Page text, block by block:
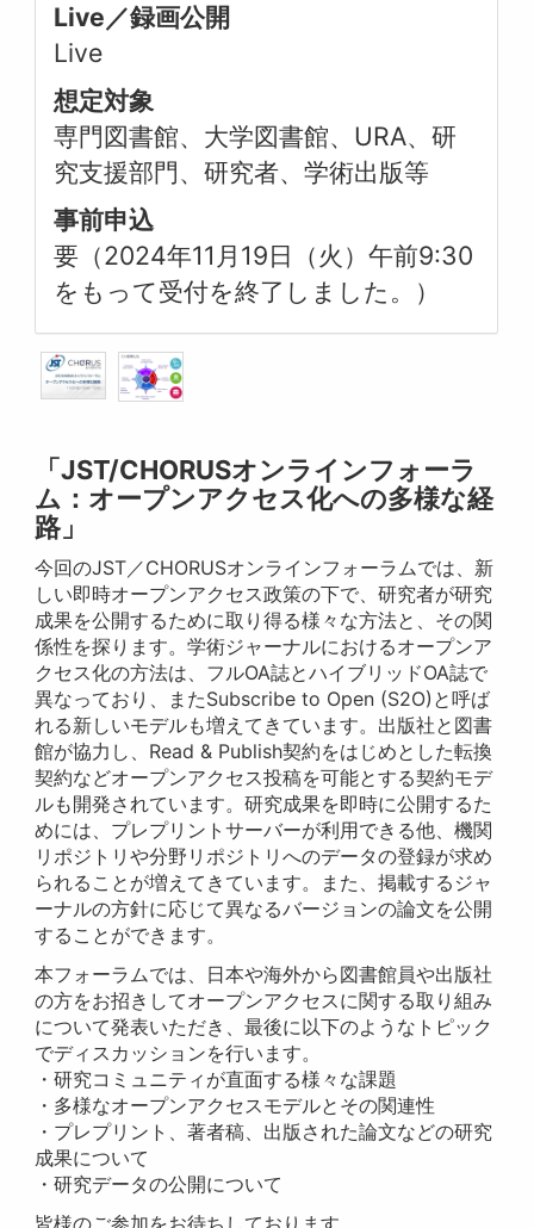
Live／録画公開
Live
想定対象
専門図書館、大学図書館、URA、研
究支援部門、研究者、学術出版等
事前申込
要（2024年11月19日（火）午前9:30
をもって受付を終了しました。）
「JST/CHORUSオンラインフォーラ
ム：オープンアクセス化への多様な経
路」
今回のJST／CHORUSオンラインフォーラムでは、新
しい即時オープンアクセス政策の下で、研究者が研究
成果を公開するために取り得る様々な方法と、その関
係性を探ります。学術ジャーナルにおけるオープンア
クセス化の方法は、フルOA誌とハイブリッドOA誌で
異なっており、またSubscribe to Open (S2O)と呼ば
れる新しいモデルも増えてきています。出版社と図書
館が協力し、Read & Publish契約をはじめとした転換
契約などオープンアクセス投稿を可能とする契約モデ
ルも開発されています。研究成果を即時に公開するた
めには、プレプリントサーバーが利用できる他、機関
リポジトリや分野リポジトリへのデータの登録が求め
られることが増えてきています。また、掲載するジャ
ーナルの方針に応じて異なるバージョンの論文を公開
することができます。
本フォーラムでは、日本や海外から図書館員や出版社
の方をお招きしてオープンアクセスに関する取り組み
について発表いただき、最後に以下のようなトピック
でディスカッションを行います。
・研究コミュニティが直面する様々な課題
・多様なオープンアクセスモデルとその関連性
・プレプリント、著者稿、出版された論文などの研究
成果について
・研究データの公開について
皆様のご参加をお待ちしております。